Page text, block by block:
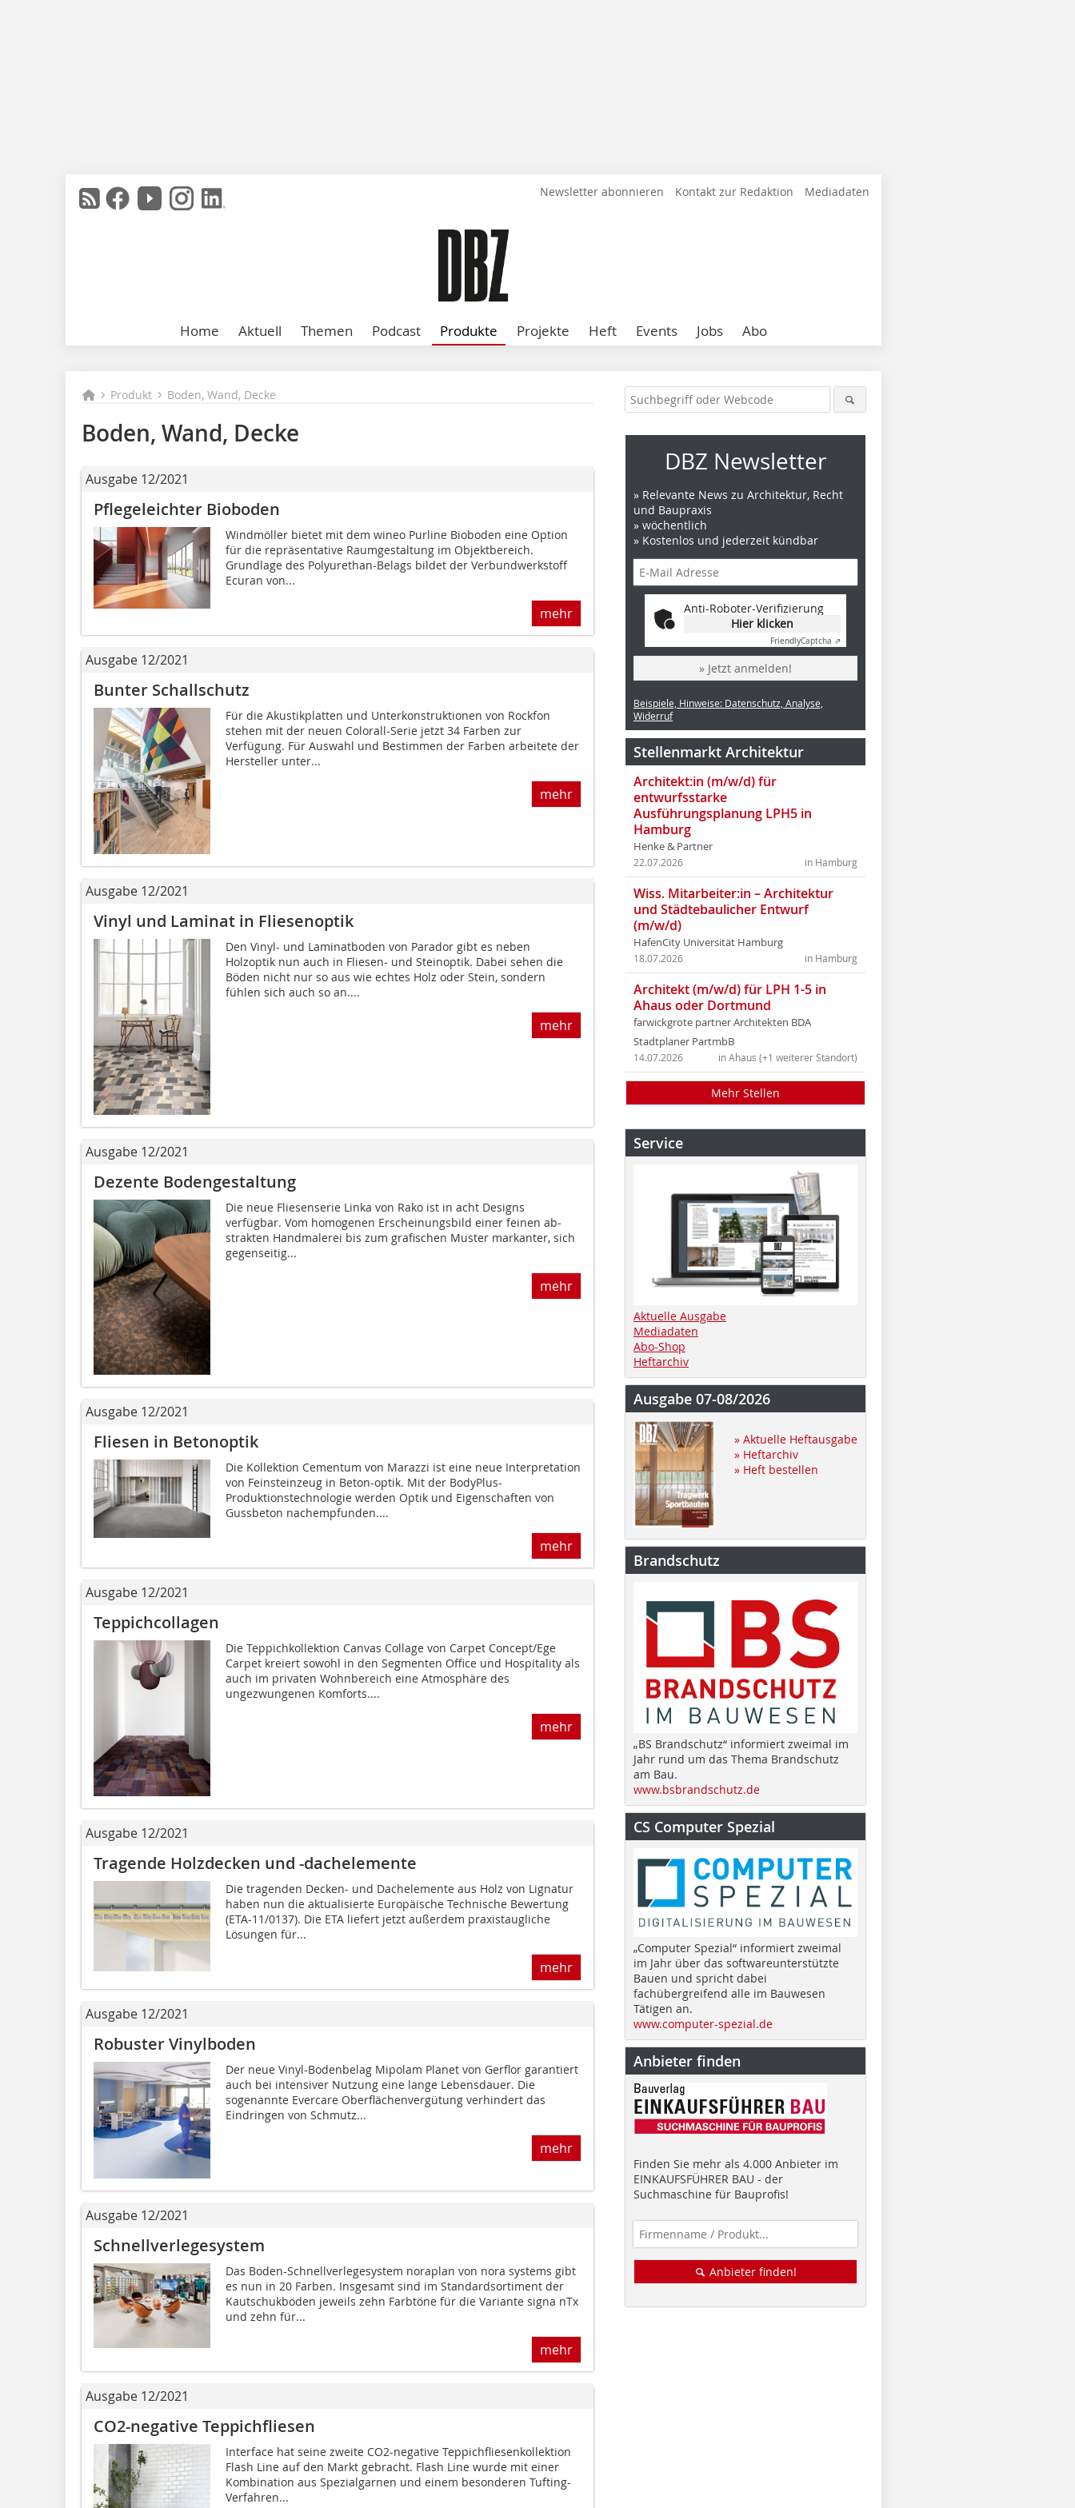
Newsletter abonnieren Kontakt zur Redaktion Mediadaten
Home Aktuell Themen Podcast Produkte Projekte Heft Events Jobs Abo
Produkt Boden, Wand, Decke
Boden, Wand, Decke
Ausgabe 12/2021
Pflegeleichter Bioboden
Windmöller bietet mit dem wineo Purline Bioboden eine Option
für die repräsentative Raumgestaltung im Objektbereich.
Grundlage des Poly­urethan-Belags bildet der Verbundwerkstoff
Ecuran von...
mehr
Ausgabe 12/2021
Bunter Schallschutz
Für die Akustikplatten und Unterkonstruktionen von Rockfon
stehen mit der neuen Colorall-Serie jetzt 34 Farben zur
Verfügung. Für Auswahl und Bestimmen der Farben arbeitete der
Hersteller unter...
mehr
Ausgabe 12/2021
Vinyl und Laminat in Fliesenoptik
Den Vinyl- und Laminatboden von Parador gibt es neben
Holzoptik nun auch in Fliesen- und Steinoptik. Dabei sehen die
Böden nicht nur so aus wie echtes Holz oder Stein, sondern
fühlen sich auch so an....
mehr
Ausgabe 12/2021
Dezente Bodengestaltung
Die neue Fliesenserie Linka von Rako ist in acht Designs
verfügbar. Vom homogenen Erscheinungsbild einer feinen ab­
strakten Handmalerei bis zum grafischen Muster markanter, sich
gegenseitig...
mehr
Ausgabe 12/2021
Fliesen in Betonoptik
Die Kollektion Cementum von Marazzi ist eine neue Interpretation
von Feinsteinzeug in Beton-optik. Mit der BodyPlus-
Produktionstechnologie werden Optik und Eigenschaften von
Gussbeton nachempfunden....
mehr
Ausgabe 12/2021
Teppichcollagen
Die Teppichkollektion Canvas Collage von Carpet Concept/Ege
Carpet kreiert sowohl in den Segmenten Office und Hospita­lity als
auch im privaten Wohnbereich eine Atmosphäre des
ungezwungenen Komforts....
mehr
Ausgabe 12/2021
Tragende Holzdecken und -dachelemente
Die tragenden Decken- und Dachelemente aus Holz von Lignatur
haben nun die aktualisierte Europäische Technische Bewertung
(ETA-11/0137). Die ETA liefert jetzt außerdem praxistaugliche
Lösungen für...
mehr
Ausgabe 12/2021
Robuster Vinylboden
Der neue Vinyl-Bodenbelag Mipolam Planet von Gerflor garantiert
auch bei intensiver Nutzung eine lange Lebensdauer. Die
sogenannte Ever­care Oberflächenvergütung verhindert das
Eindringen von Schmutz...
mehr
Ausgabe 12/2021
Schnellverlegesystem
Das Boden-Schnellverlegesystem noraplan von nora systems gibt
es nun in 20 Farben. Insgesamt sind im Standardsortiment der
Kautschukböden jeweils zehn Farbtöne für die Variante signa nTx
und zehn für...
mehr
Ausgabe 12/2021
CO2-negative Teppichfliesen
Interface hat seine zweite CO2-negative Teppichfliesenkollektion
Flash Line auf den Markt gebracht. Flash Line wurde mit einer
Kombination aus Spezialgarnen und einem besonderen Tufting-
Verfahren...
DBZ Newsletter
» Relevante News zu Architektur, Recht
und Baupraxis
» wöchentlich
» Kostenlos und jederzeit kündbar
Anti-Roboter-Verifizierung
Hier klicken
FriendlyCaptcha ⇗
» Jetzt anmelden!
Beispiele, Hinweise: Datenschutz, Analyse,
Widerruf
Stellenmarkt Architektur
Architekt:in (m/w/d) für
entwurfsstarke
Ausführungsplanung LPH5 in
Hamburg
Henke & Partner
in Hamburg
22.07.2026
Wiss. Mitarbeiter:in – Architektur
und Städtebaulicher Entwurf
(m/w/d)
HafenCity Universität Hamburg
in Hamburg
18.07.2026
Architekt (m/w/d) für LPH 1-5 in
Ahaus oder Dortmund
farwickgrote partner Architekten BDA
Stadtplaner PartmbB
in Ahaus (+1 weiterer Standort)
14.07.2026
Mehr Stellen
Service
Aktuelle Ausgabe
Mediadaten
Abo-Shop
Heftarchiv
Ausgabe 07-08/2026
» Aktuelle Heftausgabe
» Heftarchiv
» Heft bestellen
Brandschutz
„BS Brandschutz“ informiert zweimal im
Jahr rund um das Thema Brandschutz
am Bau.
www.bsbrandschutz.de
CS Computer Spezial
„Computer Spezial“ informiert zweimal
im Jahr über das softwareunterstützte
Bauen und spricht dabei
fachübergreifend alle im Bauwesen
Tätigen an.
www.computer-spezial.de
Anbieter finden
Finden Sie mehr als 4.000 Anbieter im
EINKAUFSFÜHRER BAU - der
Suchmaschine für Bauprofis!
Anbieter finden!